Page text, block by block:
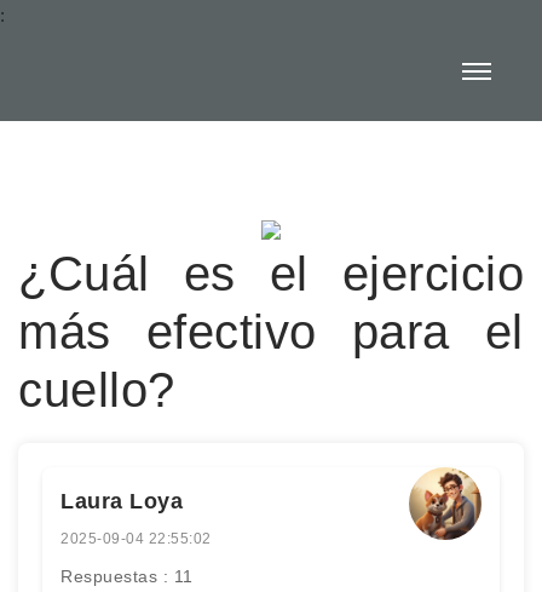
:
¿Cuál es el ejercicio
más efectivo para el
cuello?
Laura Loya
2025-09-04 22:55:02
Respuestas : 11